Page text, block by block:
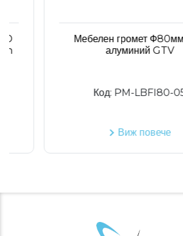
Мебелен громет Ф80мм LBF
алуминий GTV
PM-LBFI80-05
Виж повече